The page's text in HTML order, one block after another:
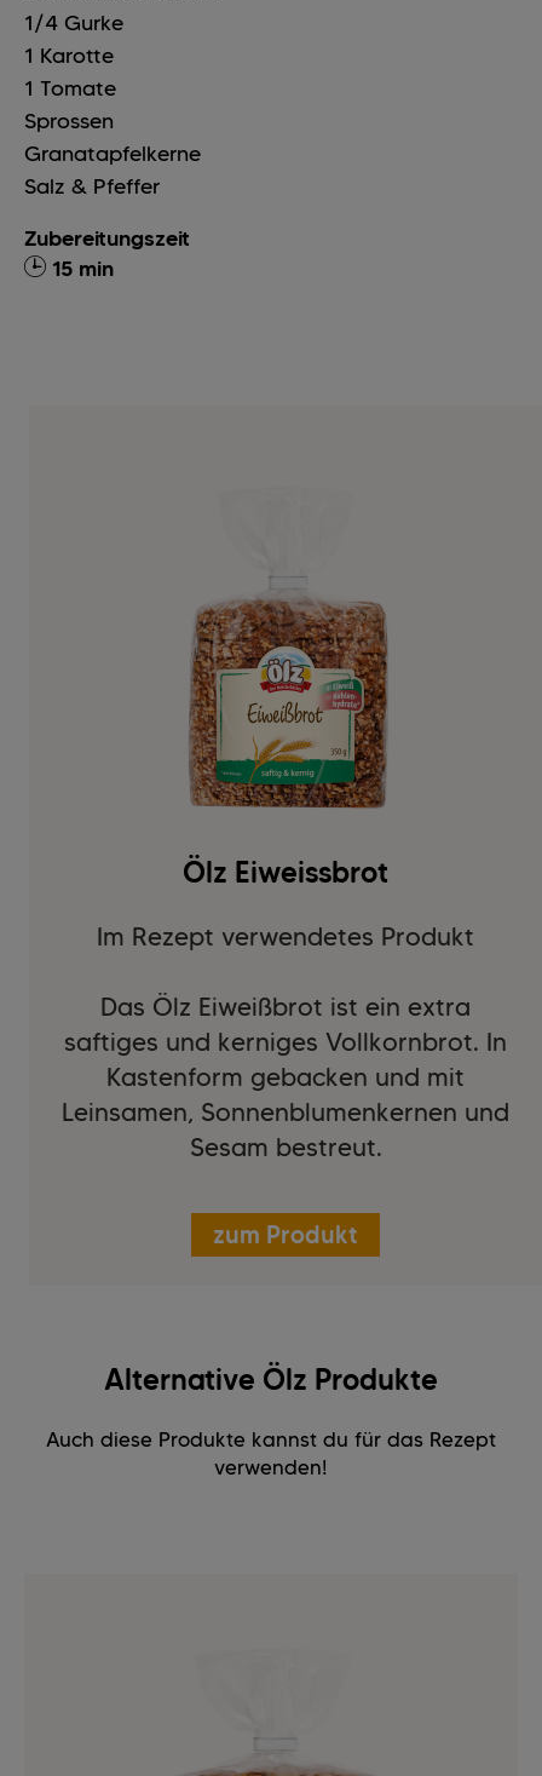
1/4 Gurke
1 Karotte
1 Tomate
Sprossen
Granatapfelkerne
Salz & Pfeffer
Zubereitungszeit
15 min
Ölz Eiweissbrot
Im Rezept verwendetes Produkt
Das Ölz Eiweißbrot ist ein extra
saftiges und kerniges Vollkornbrot. In
Kastenform gebacken und mit
Leinsamen, Sonnenblumenkernen und
Sesam bestreut.
zum Produkt
Alternative Ölz Produkte
Auch diese Produkte kannst du für das Rezept
verwenden!